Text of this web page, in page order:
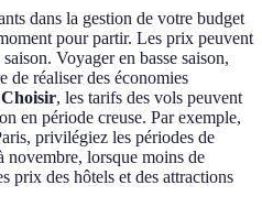
dans la gestion de votre budget
pour partir. Les prix peuvent
Voyager en basse saison,
de réaliser des économies
, les tarifs des vols peuvent
en période creuse. Par exemple,
privilégiez les périodes de
novembre, lorsque moins de
prix des hôtels et des attractions